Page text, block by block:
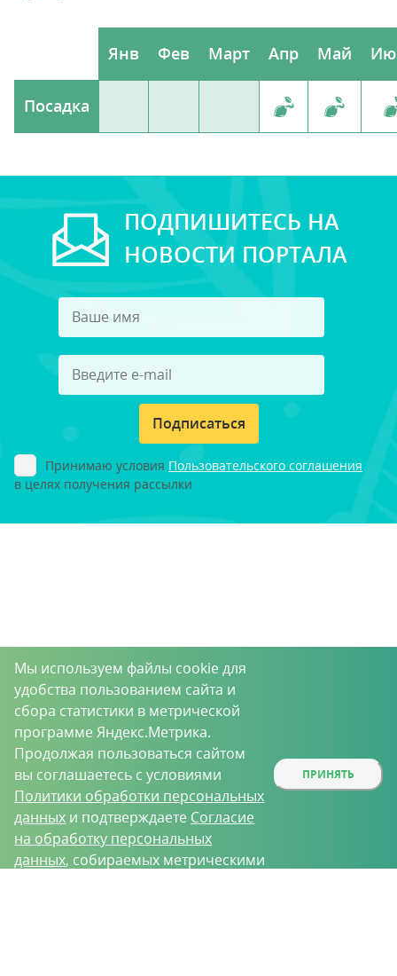
Янв Фев Март Апр Май
Посадка
ПОДПИШИТЕСЬ НА
НОВОСТИ ПОРТАЛА
Подписаться
Принимаю условия Пользовательского соглашения
в целях получения рассылки
Мы используем файлы cookie для
удобства пользованием сайта и
сбора статистики в метрической
программе Яндекс.Метрика.
Продолжая пользоваться сайтом
вы соглашаетесь с условиями
Политики обработки персональных
данных и подтверждаете Согласие
на обработку персональных
данных, собираемых метрическими
ПРИНЯТЬ